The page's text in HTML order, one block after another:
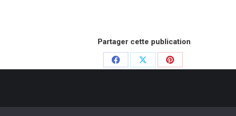
Partager cette publication
PartagerPartagerPartager
© Pointure Chausseurs - 2020. Dream-Theme — trulypremium WordPress themes